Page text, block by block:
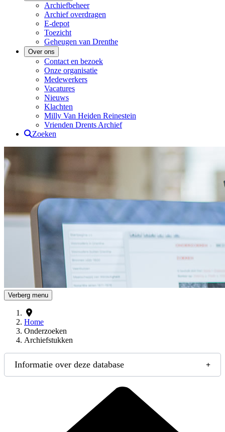
Archiefbeheer
Archief overdragen
E-depot
Toezicht
Geheugen van Drenthe
Over ons
Contact en bezoek
Onze organisatie
Medewerkers
Vacatures
Nieuws
Klachten
Milly Van Heiden Reinestein
Vrienden Drents Archief
Zoeken
Drents Archief
Verberg menu
Home
Onderzoeken
Archiefstukken
Informatie over deze database